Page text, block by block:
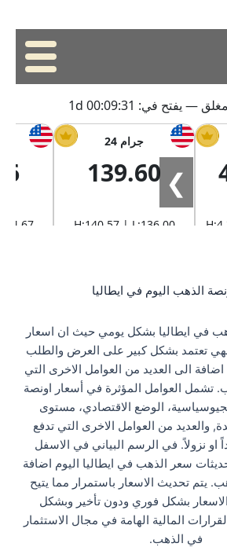
الذهب اليوم في ايطاليا
في ايطاليا بشكل يومي حيث ان اسعار
تعتمد بشكل كبير على العرض والطلب
الى العديد من العوامل الاخرى التي
تشمل العوامل المؤثرة في أسعار اونصة
الوضع الاقتصادي، مستوى
والعديد من العوامل الاخرى التي تدفع
او نزولاً. في الرسم البياني في الاسفل
سعر الذهب في ايطاليا اليوم اضافة
يتم تحديث الاسعار باستمرار مما يتيح
الاسعار بشكل فوري ودون تأخير وبشكل
المالية الهامة في مجال الاستثمار
في الذهب.